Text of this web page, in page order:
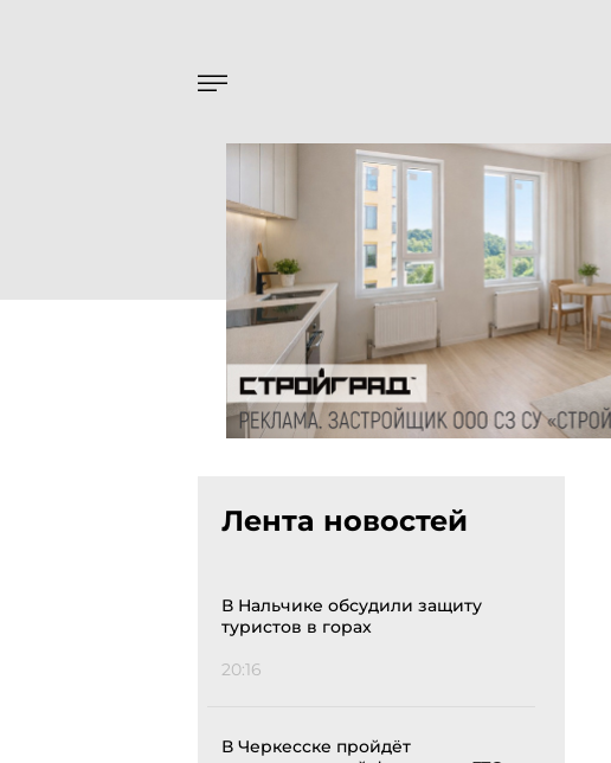
Лента новостей
В Нальчике обсудили защиту
туристов в горах
20:16
В Черкесске пройдёт